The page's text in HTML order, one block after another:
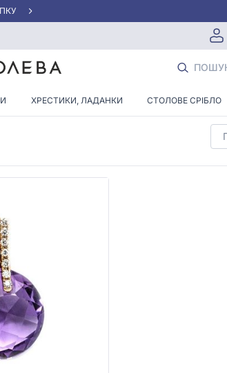
ХРЕСТИКИ, ЛАДАНКИ СТОЛОВЕ СРІБЛО
ДОРІЖКОЮ